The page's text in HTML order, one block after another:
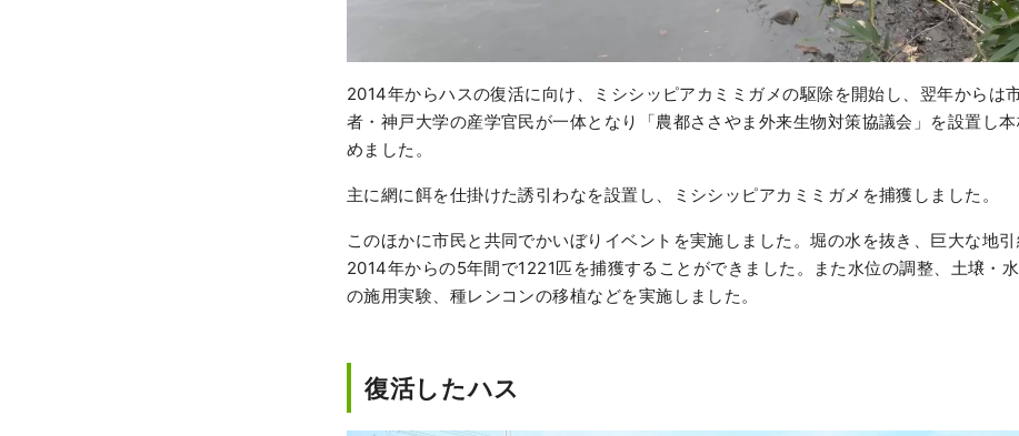
2014年からハスの復活に向け、ミシシッピアカミミガメの駆除を開始し、翌年からは
者・神戸大学の産学官民が一体となり「農都ささやま外来生物対策協議会」を設置し
めました。
主に網に餌を仕掛けた誘引わなを設置し、ミシシッピアカミミガメを捕獲しました。
このほかに市民と共同でかいぼりイベントを実施しました。堀の水を抜き、巨大な地
2014年からの5年間で1221匹を捕獲することができました。また水位の調整、土壌・
の施用実験、種レンコンの移植などを実施しました。
復活したハス